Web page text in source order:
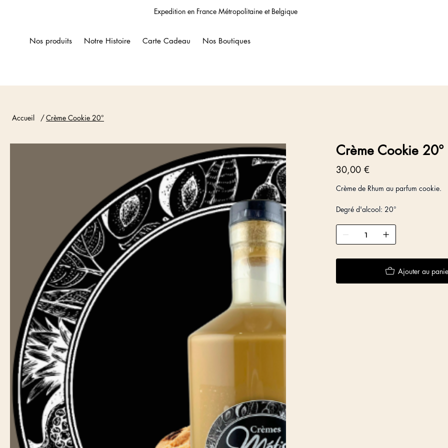
Expedition en France Métropolitaine et Belgique
Nos produits Notre Histoire Carte Cadeau Nos Boutiques
Accueil /Crème Cookie 20°
Crème Cookie 20°
Prix
30,00 €
Crème de Rhum au parfum cookie.
Degré d'alcool: 20°
Ajouter au